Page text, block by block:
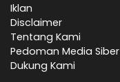
Iklan
Disclaimer
Tentang Kami
Pedoman Media Siber
Dukung Kami